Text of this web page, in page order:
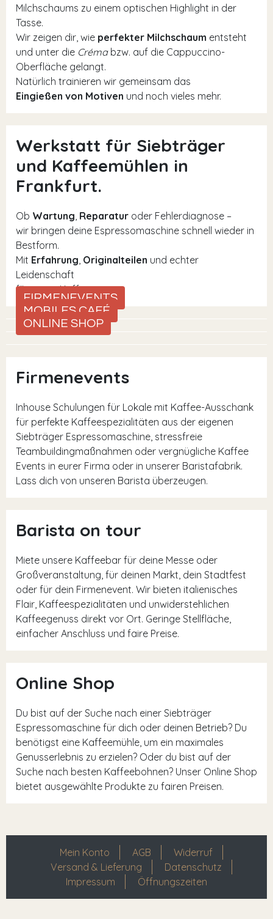
Milchschaums zu einem optischen Highlight in der
Tasse.
Wir zeigen dir, wie perfekter Milchschaum entsteht
und unter die Crémabzw. auf die Cappuccino-
Oberfläche gelangt.
Natürlich trainieren wir gemeinsam das
Eingießen von Motiven und noch vieles mehr.
Werkstatt für Siebträger
und Kaffeemühlen in
Frankfurt.
Ob Wartung, Reparatur oder Fehlerdiagnose –
wir bringen deine Espressomaschine schnell wieder in
Bestform.
Mit Erfahrung, Originalteilen und echter
Leidenschaft
für guten Kaffee.
FIRMENEVENTS
MOBILES CAFÉ
ONLINE SHOP
Firmenevents
Inhouse Schulungen für Lokale mit Kaffee-Ausschank
für perfekte Kaffeespezialitäten aus der eigenen
Siebträger Espressomaschine, stressfreie
Teambuildingmaßnahmen oder vergnügliche Kaffee
Events in eurer Firma oder in unserer Baristafabrik.
Lass dich von unseren Barista überzeugen.
Barista on tour
Miete unsere Kaffeebar für deine Messe oder
Großveranstaltung, für deinen Markt, dein Stadtfest
oder für dein Firmenevent. Wir bieten italienisches
Flair, Kaffeespezialitäten und unwiderstehlichen
Kaffeegenuss direkt vor Ort. Geringe Stellfläche,
einfacher Anschluss und faire Preise.
Online Shop
Du bist auf der Suche nach einer Siebträger
Espressomaschine für dich oder deinen Betrieb? Du
benötigst eine Kaffeemühle, um ein maximales
Genusserlebnis zu erzielen? Oder du bist auf der
Suche nach besten Kaffeebohnen? Unser Online Shop
bietet ausgewählte Produkte zu fairen Preisen.
Mein Konto AGB
Widerruf
Versand & Lieferung
Datenschutz
Impressum
Öffnungszeiten